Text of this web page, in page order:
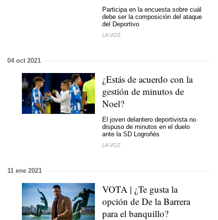
Participa en la encuesta sobre cuál
debe ser la composición del ataque
del Deportivo
LA VOZ
04 oct 2021
¿Estás de acuerdo con la
gestión de minutos de
Noel?
El joven delantero deportivista no
dispuso de minutos en el duelo
ante la SD Logroñés
LA VOZ
11 ene 2021
VOTA | ¿Te gusta la
opción de De la Barrera
para el banquillo?